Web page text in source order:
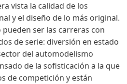
vista la calidad de los
y el diseño de lo más original.
ser las carreras con
de serie: diversión en estado
del automodelismo
de la sofisticación a la que
de competición y están